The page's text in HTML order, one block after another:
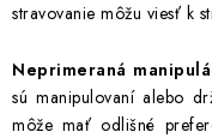
stravovanie môžu viesť k
Neprimeraná
sú manipulovaní alebo
môže mať odlišné